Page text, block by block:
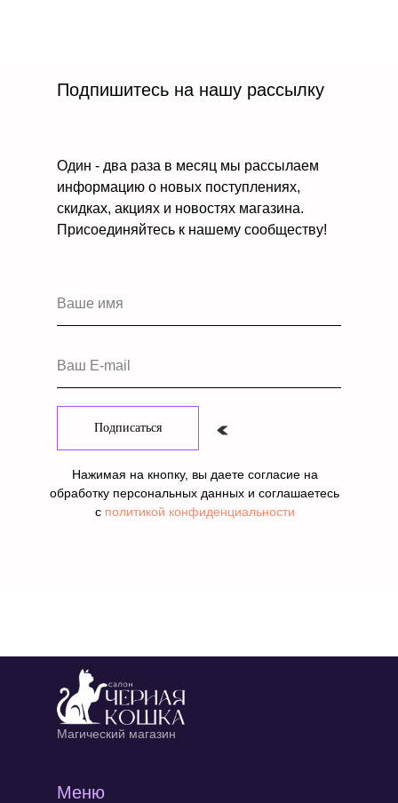
Ваше имя
Ваш E-mail
Подписаться
Подпишитесь на нашу рассылку
Один - два раза в месяц мы рассылаем
информацию о новых поступлениях,
скидках, акциях и новостях магазина.
Присоединяйтесь к нашему сообществу!
Нажимая на кнопку, вы даете согласие на
обработку персональных данных и соглашаетесь
c политикой конфиденциальности
Меню
Магический магазин